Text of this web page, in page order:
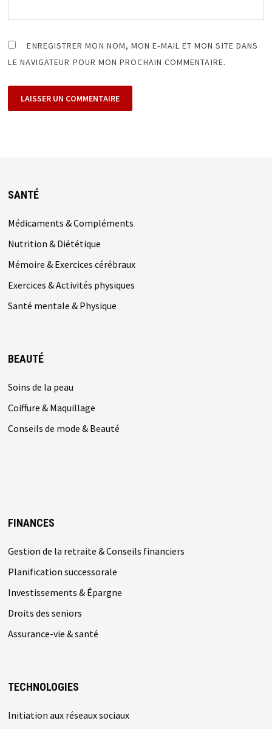
ENREGISTRER MON NOM, MON E-MAIL ET MON SITE DANS
LE NAVIGATEUR POUR MON PROCHAIN COMMENTAIRE.
SANTÉ
Médicaments & Compléments
Nutrition & Diététique
Mémoire & Exercices cérébraux
Exercices & Activités physiques
Santé mentale & Physique
BEAUTÉ
Soins de la peau
Coiffure & Maquillage
Conseils de mode & Beauté
FINANCES
Gestion de la retraite & Conseils financiers
Planification successorale
Investissements & Épargne
Droits des seniors
Assurance-vie & santé
TECHNOLOGIES
Initiation aux réseaux sociaux